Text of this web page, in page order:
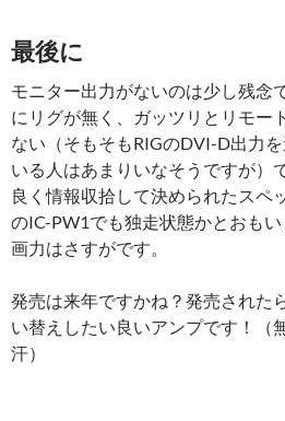
最後に
モニター出力がないのは少し残念
にリグが無く、ガッツリとリモー
ない（そもそもRIGのDVI-D出力
いる人はあまりいなそうですが）
良く情報収拾して決められたスペ
のIC-PW1でも独走状態かとおも
画力はさすがです。
発売は来年ですかね？発売された
い替えしたい良いアンプです！（
汗）